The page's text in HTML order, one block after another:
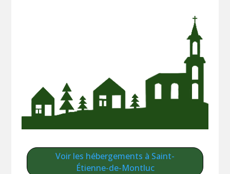
Voir les hébergements à Saint-
Étienne-de-Montluc